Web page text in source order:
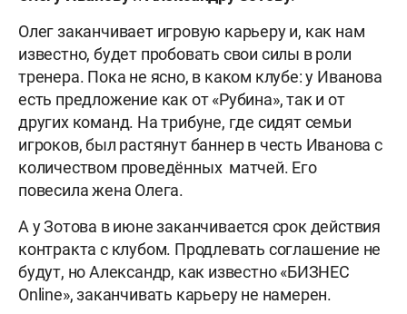
Олег заканчивает игровую карьеру и, как нам
известно, будет пробовать свои силы в роли
тренера. Пока не ясно, в каком клубе: у Иванова
есть предложение как от «Рубина», так и от
других команд. На трибуне, где сидят семьи
игроков, был растянут баннер в честь Иванова с
количеством проведённых матчей. Его
повесила жена Олега.
А у Зотова в июне заканчивается срок действия
контракта с клубом. Продлевать соглашение не
будут, но Александр, как известно «БИЗНЕС
Online», заканчивать карьеру не намерен.